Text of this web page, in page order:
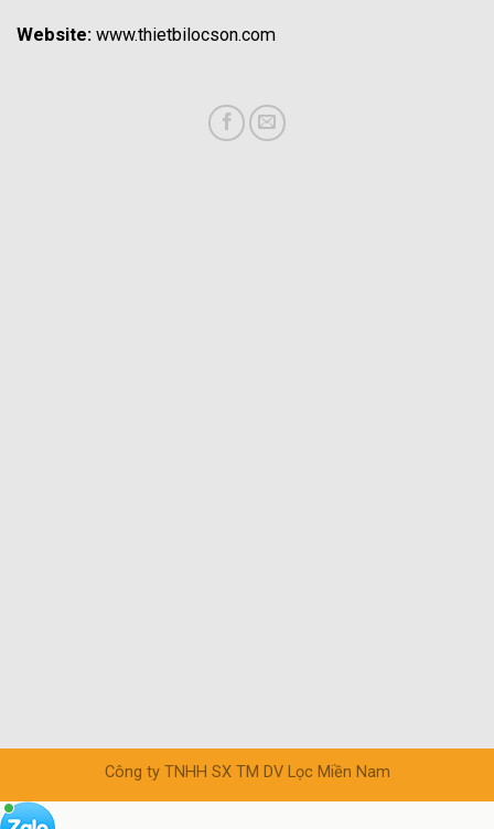
Website: www.thietbilocson.com
Công ty TNHH SX TM DV Lọc Miền Nam